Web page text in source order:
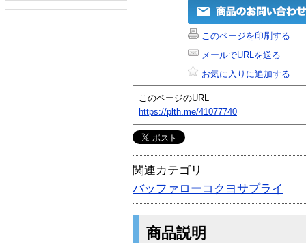
このページを印刷する
メールでURLを送る
お気に入りに追加する
このページのURL
https://plth.me/41077740
関連カテゴリ
バッファローコクヨサプライ
商品説明